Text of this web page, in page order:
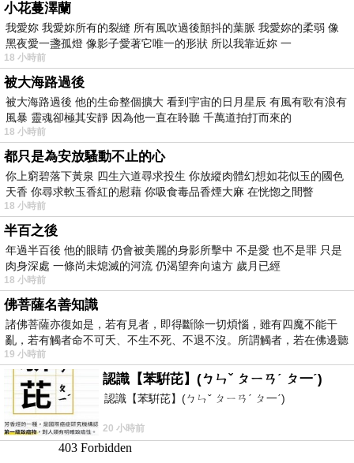
小花蔓澤蘭
我愛妳 我愛妳所有的裂縫 所有風吹過後顫抖的葉脈 我愛妳的柔弱 像
黑夜愛一盞孤燈 像影子愛著它唯一的形狀 所以我靠近妳 一
18 小時前
被大海路過後
被大海路過後 他的生命整個擴大 看到宇宙的日月星辰 有風有歌有浪有
風暴 靈魂卻極其安靜 因為他一直在聆聽 千萬道拍打而來的
18 小時前
都只是為安放騷動不止的心
你上窮碧落下黃泉 四生六道尋求投生 你放縱肉體幻想如花似玉的國色
天香 你尋求軟玉香紅的慰藉 你吸食毒品香煙大麻 在恍惚之間瞥
18 小時前
半百之後
年過半百後 他的眼睛 仍會被美麗的身影所擊中 不是愛 也不是罪 只是
肉身深處 一條尚未熄滅的河流 仍渴望奔向遠方 歲月已經
18 小時前
佛菩薩名善知識
諸佛菩薩亦復如是，若有見者，即得斷除一切煩惱，雖有四魔不能干
亂，若有觸者命不可夭、不生不死、不退不沒。所謂觸者，若在佛邊聽
受
19 小時前
認識【苯騈芘】(ㄅㄣˇ ㄆㄧㄢˊ ㄆ一ˊ)
認識【苯騈芘】(ㄅㄣˇ ㄆㄧㄢˊ ㄆ一ˊ)
20 小時前